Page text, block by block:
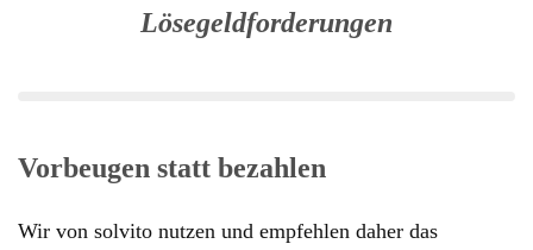
Lösegeldforderungen
Vorbeugen statt bezahlen
Wir von solvito nutzen und empfehlen daher das